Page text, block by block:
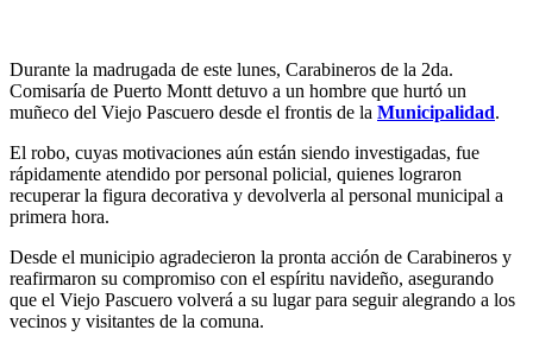
Durante la madrugada de este lunes, Carabineros de la 2da.
Comisaría de Puerto Montt detuvo a un hombre que hurtó un
muñeco del Viejo Pascuero desde el frontis de la Municipalidad.
El robo, cuyas motivaciones aún están siendo investigadas, fue
rápidamente atendido por personal policial, quienes lograron
recuperar la figura decorativa y devolverla al personal municipal a
primera hora.
Desde el municipio agradecieron la pronta acción de Carabineros y
reafirmaron su compromiso con el espíritu navideño, asegurando
que el Viejo Pascuero volverá a su lugar para seguir alegrando a los
vecinos y visitantes de la comuna.